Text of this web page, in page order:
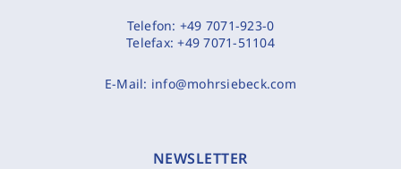
Telefon: +49 7071-923-0
Telefax:+49 7071-51104
E-Mail: info@mohrsiebeck.com
NEWSLETTER